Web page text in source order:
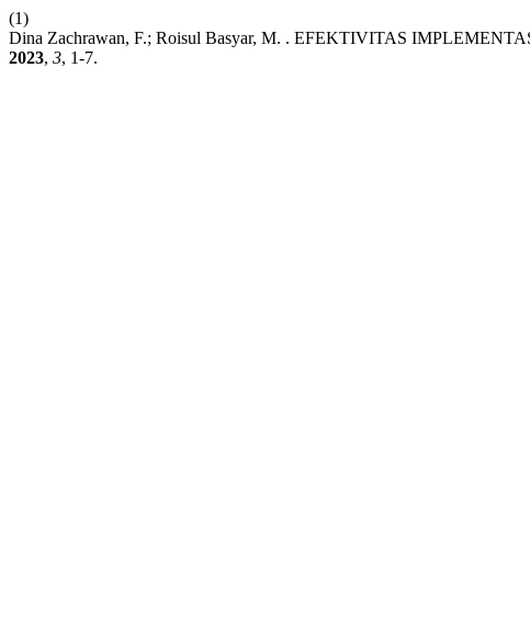
(1)
Dina Zachrawan, F.; Roisul Basyar, M. . EFEKTIVITAS
2023, 3, 1-7.